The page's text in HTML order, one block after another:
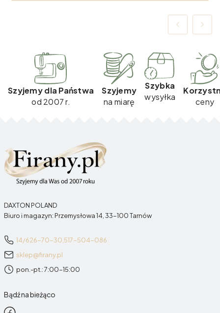
Szyjemy dla Państwa
od 2007 r.
Szyjemy
na miarę
Szybka
wysyłka
ceny
DAXTON POLAND
Biuro i magazyn: Przemysłowa 14, 33-100 Tarnów
14/626-70-30, 517-504-086
sklep@firany.pl
pon.-pt.: 7:00-15:00
Bądź na bieżąco